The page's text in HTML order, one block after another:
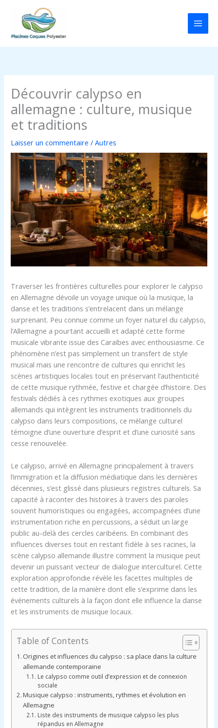
contenu
Découvrir calypso en
allemagne : culture, musique
et traditions
Laisser un commentaire /Autres
Traverser les frontières culturelles pour explorer le calypso
en Allemagne dévoile un voyage unique où la musique, la
danse et les traditions s’entrelacent dans un mélange
surprenant. Peu connue comme un foyer naturel du calypso,
l’Allemagne a pourtant accueilli et adapté cette forme
musicale vibrante issue des Caraïbes avec enthousiasme. Ce
phénomène n’est pas simplement un transfert de style
musical mais une rencontre de cultures qui enrichit les
scènes artistiques locales tout en préservant l’authenticité
de cette musique rythmée, festive et chargée d’histoire. Des
festivals dédiés à ces rythmes exotiques aux groupes
allemands qui intègrent les instruments traditionnels du
calypso dans leurs compositions, ce mélange culturel
témoigne d’une ouverture d’esprit et d’une curiosité sans
cesse renouvelée.
Le calypso, arrivé en Allemagne principalement à travers
l’immigration et la diffusion médiatique dans les dernières
décennies, s’est glissé dans plusieurs registres culturels. Sa
capacité à raconter des histoires à travers des paroles
souvent humoristiques ou engagées, accompagnées d’une
instrumentation riche en percussions, a séduit un large
public au-delà des cercles caribéens. En combinant des
influences diverses tout en restant fidèle à ses racines, la
scène calypso allemande illustre comment la musique peut
devenir un puissant vecteur de dialogue interculturel. Cette
exploration approfondie révèle les facettes multiples de
cette tradition, de la manière dont elle s’exprime dans les
événements culturels à la façon dont elle influence la danse
et les instruments de musique locaux.
Table of Contents
Origines et influences du calypso : sa place dans la culture
allemande contemporaine
Le calypso comme outil d’expression et de connexion
sociale
Musique calypso : instruments, rythmes et évolution en
Allemagne
Liste des instruments de musique calypso les plus
répandus en Allemagne